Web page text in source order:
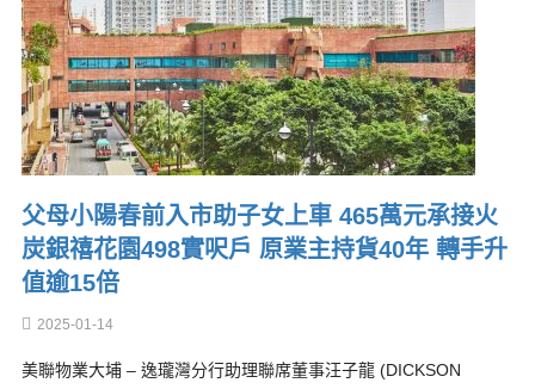
父母小陽春前入市助子女上車 465萬元承接火
炭銀禧花園498實呎戶 原業主持貨40年 轉手升
值逾15倍
2025-01-14
美聯物業大埔 – 逸瓏灣分行助理聯席董事汪子龍 (DICKSON